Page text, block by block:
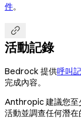
件。

活動記錄
Bedrock 提供呼叫
完成內容。
Anthropic 建議您至
活動並調查任何潛在